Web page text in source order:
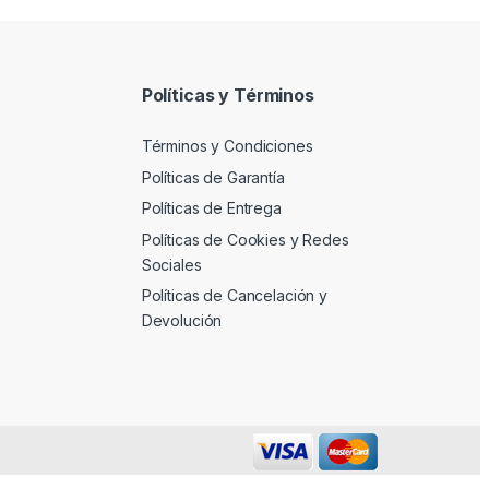
Políticas y Términos
Términos y Condiciones
Políticas de Garantía
Políticas de Entrega
Políticas de Cookies y Redes
Sociales
Políticas de Cancelación y
Devolución